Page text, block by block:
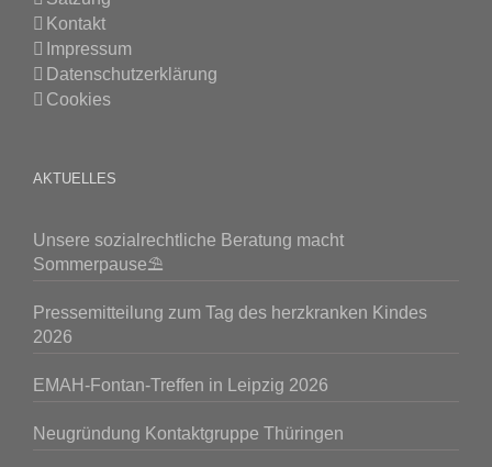
Kontakt
Impressum
Datenschutzerklärung
Cookies
AKTUELLES
Unsere sozialrechtliche Beratung macht
Sommerpause⛱️
Pressemitteilung zum Tag des herzkranken Kindes
2026
EMAH-Fontan-Treffen in Leipzig 2026
Neugründung Kontaktgruppe Thüringen